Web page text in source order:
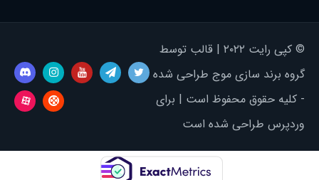
© کپی رایت ۲۰۲۲ | قالب توسط
گروه برند سازی موج طراحی شده
- کلیه حقوق محفوظ است | برای
وردپرس طراحی شده است